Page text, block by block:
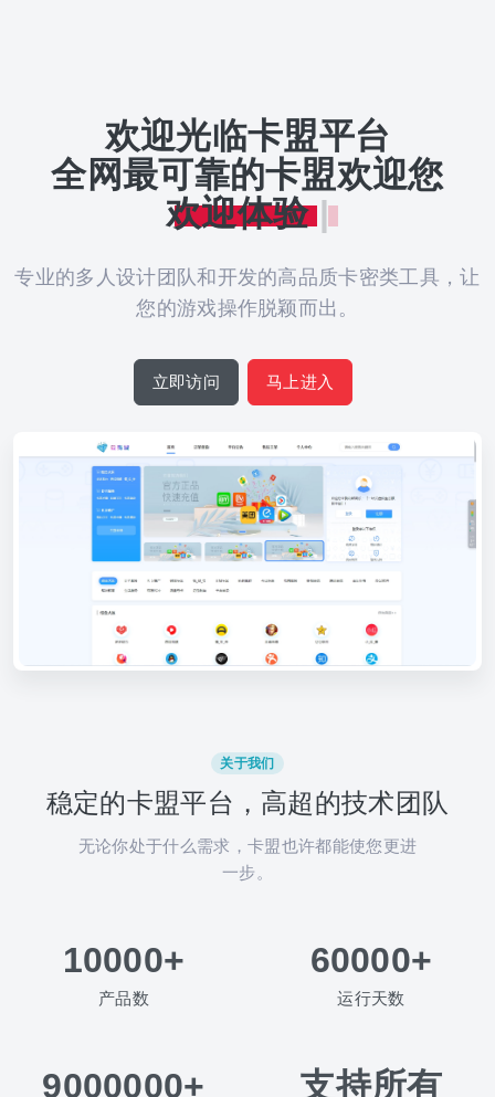
欢迎光临卡盟平台
全网最可靠的卡盟欢迎您
欢迎体验 |
专业的多人设计团队和开发的高品质卡密类工具，让
您的游戏操作脱颖而出。
立即访问 马上进入
关于我们
稳定的卡盟平台，高超的技术团队
无论你处于什么需求，卡盟也许都能使您更进
一步。
10000+
产品数
60000+
运行天数
9000000+ 支持所有